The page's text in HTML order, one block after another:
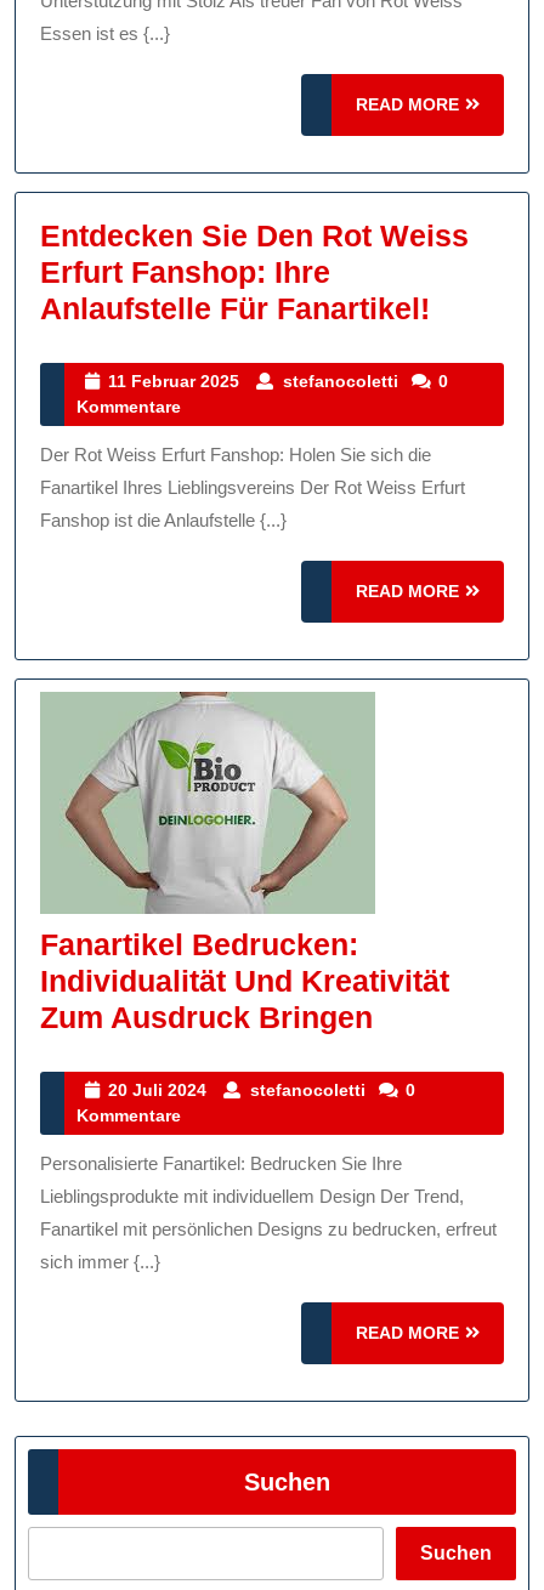
Zeigen
Sie
Mit
Stolz!
Essen ist es {...}
READ MORE
READ
MORE
Entdecken Sie Den Rot Weiss
Erfurt Fanshop: Ihre
Anlaufstelle Für Fanartikel!
Den
Weiss
Erfurt
Ihre
11 Februar 2025
11
2025
stefanocoletti stefanocoletti
0
Kommentare
Der Rot Weiss Erfurt Fanshop: Holen Sie sich die
Fanartikel Ihres Lieblingsvereins Der Rot Weiss Erfurt
Fanshop ist die Anlaufstelle {...}
READ MORE
READ
MORE
Fanartikel Bedrucken:
Individualität Und Kreativität
Zum Ausdruck Bringen
Kreativität
Zum
Ausdruck
20 Juli 2024
20
2024
stefanocoletti stefanocoletti
0
Kommentare
Personalisierte Fanartikel: Bedrucken Sie Ihre
Lieblingsprodukte mit individuellem Design Der Trend,
Fanartikel mit persönlichen Designs zu bedrucken, erfreut
sich immer {...}
READ MORE
READ
MORE
Suchen
Suchen